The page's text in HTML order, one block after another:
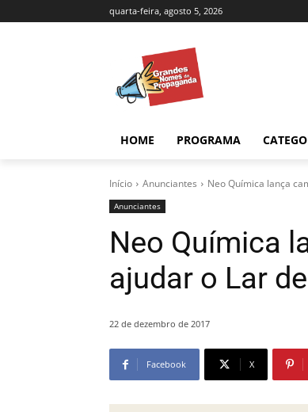
quarta-feira, agosto 5, 2026
HOME PROGRAMA
Início Anunciantes Neo Química lança
Anunciantes
Neo Química
ajudar o Lar
22 de dezembro de 2017
Facebook X